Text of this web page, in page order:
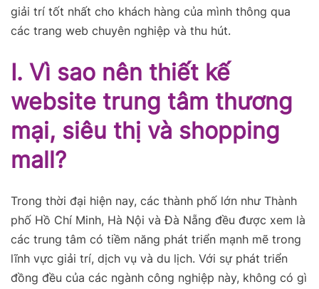
giải trí tốt nhất cho khách hàng của mình thông qua
các trang web chuyên nghiệp và thu hút.
I. Vì sao nên thiết kế
website trung tâm thương
mại, siêu thị và shopping
mall?
Trong thời đại hiện nay, các thành phố lớn như Thành
phố Hồ Chí Minh, Hà Nội và Đà Nẵng đều được xem là
các trung tâm có tiềm năng phát triển mạnh mẽ trong
lĩnh vực giải trí, dịch vụ và du lịch. Với sự phát triển
đồng đều của các ngành công nghiệp này, không có gì